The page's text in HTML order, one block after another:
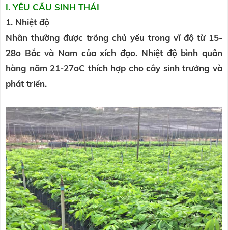
I. YÊU CẦU SINH THÁI
1. Nhiệt độ
Nhãn thường được trồng chủ yếu trong vĩ độ từ 15-
28o Bắc và Nam của xích đạo. Nhiệt độ bình quân
hàng năm 21-27oC thích hợp cho cây sinh trưởng và
phát triển.